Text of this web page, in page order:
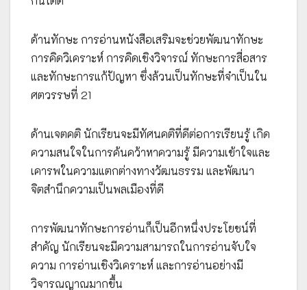
ด้านทักษะ การอ่านหนังสือเสริมจะช่วยพัฒนาทักษะ
การคิดวิเคราะห์ การคิดเชิงวิจารณ์ ทักษะการสื่อสาร
และทักษะการแก้ปัญหา ซึ่งล้วนเป็นทักษะที่จำเป็นใน
ศตวรรษที่ 21
ด้านเจตคติ นักเรียนจะมีทัศนคติที่ดีต่อการเรียนรู้ เกิด
ความสนใจในการค้นคว้าหาความรู้ มีความเข้าใจและ
เคารพในความแตกต่างทางวัฒนธรรม และพัฒนา
จิตสำนึกความเป็นพลเมืองที่ดี
การพัฒนาทักษะการอ่านก็เป็นอีกหนึ่งประโยชน์ที่
สำคัญ นักเรียนจะมีความสามารถในการอ่านจับใจ
ความ การอ่านเชิงวิเคราะห์ และการอ่านอย่างมี
วิจารณญาณมากขึ้น